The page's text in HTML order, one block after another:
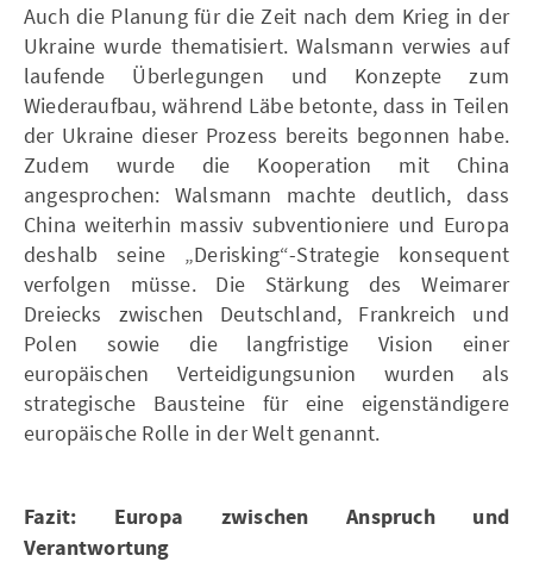
Auch die Planung für die Zeit nach dem Krieg in der
Ukraine wurde thematisiert. Walsmann verwies auf
laufende Überlegungen und Konzepte zum
Wiederaufbau, während Läbe betonte, dass in Teilen
der Ukraine dieser Prozess bereits begonnen habe.
Zudem wurde die Kooperation mit China
angesprochen: Walsmann machte deutlich, dass
China weiterhin massiv subventioniere und Europa
deshalb seine „Derisking“-Strategie konsequent
verfolgen müsse. Die Stärkung des Weimarer
Dreiecks zwischen Deutschland, Frankreich und
Polen sowie die langfristige Vision einer
europäischen Verteidigungsunion wurden als
strategische Bausteine für eine eigenständigere
europäische Rolle in der Welt genannt.
Fazit: Europa zwischen Anspruch und
Verantwortung